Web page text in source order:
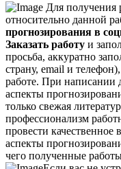
Для
относительно данной
прогнозирования в
Заказать работу и
просьба, аккуратно
страну, email и
работе. При написании
аспекты
только свежая
профессионализм
провести
аспекты
чего полученные